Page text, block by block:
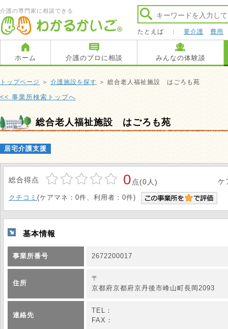
介護の専門家に相談できる
たとえば ： 要介護 費用
ホーム 介護のプロに相談 みんなの体験談
トップページ ＞ 介護施設を探す ＞ 総合老人福祉施設 はごろも苑
<< 事業所検索トップへ
総合老人福祉施設 はごろも苑
居宅介護支援
総合得点 0 点(0人) ケ
クチコミ (ケアマネ：0件、利用者：0件)
基本情報
事業所番号 2672200017
住所
〒
京都府京都府京丹後市峰山町長岡2093
連絡先
TEL：
FAX：